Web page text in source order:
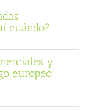
cuándo?
y
europeo